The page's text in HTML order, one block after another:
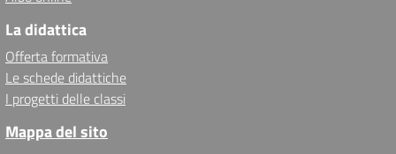
La didattica
Offerta formativa
Le schede didattiche
I progetti delle classi
Mappa del sito